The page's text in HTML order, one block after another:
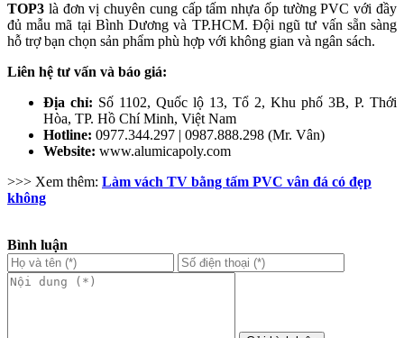
TOP3 là đơn vị chuyên cung cấp tấm nhựa ốp tường PVC với đầy
đủ mẫu mã tại Bình Dương và TP.HCM. Đội ngũ tư vấn sẵn sàng
hỗ trợ bạn chọn sản phẩm phù hợp với không gian và ngân sách.
Liên hệ tư vấn và báo giá:
Địa chỉ: Số 1102, Quốc lộ 13, Tổ 2, Khu phố 3B, P. Thới
Hòa, TP. Hồ Chí Minh, Việt Nam
Hotline: 0977.344.297 | 0987.888.298 (Mr. Vân)
Website: www.alumicapoly.com
>>> Xem thêm: Làm vách TV bằng tấm PVC vân đá có đẹp
không
Bình luận